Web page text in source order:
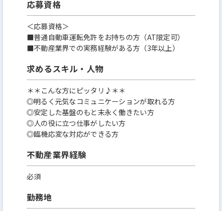
応募資格
＜応募資格＞
■普通自動車運転免許をお持ちの方（AT限定可）
■不動産業界での実務経験がある方（3年以上）
求めるスキル・人物
＊＊こんな方にピッタリ♪＊＊
◎明るく元気なコミュニケーションが取れる⽅
◎安定した基盤のもと末永く働きたい方
◎⼈の役に⽴つ仕事がしたい⽅
◎臨機応変な対応ができる⽅
不動産業界経験
必須
勤務地